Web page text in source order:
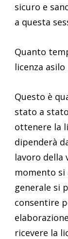
sicuro e
a questa
Quanto
licenza asilo
Questo è
stato a
ottenere la
dipenderà
lavoro della
momento si
generale si
consentire
ricevere la